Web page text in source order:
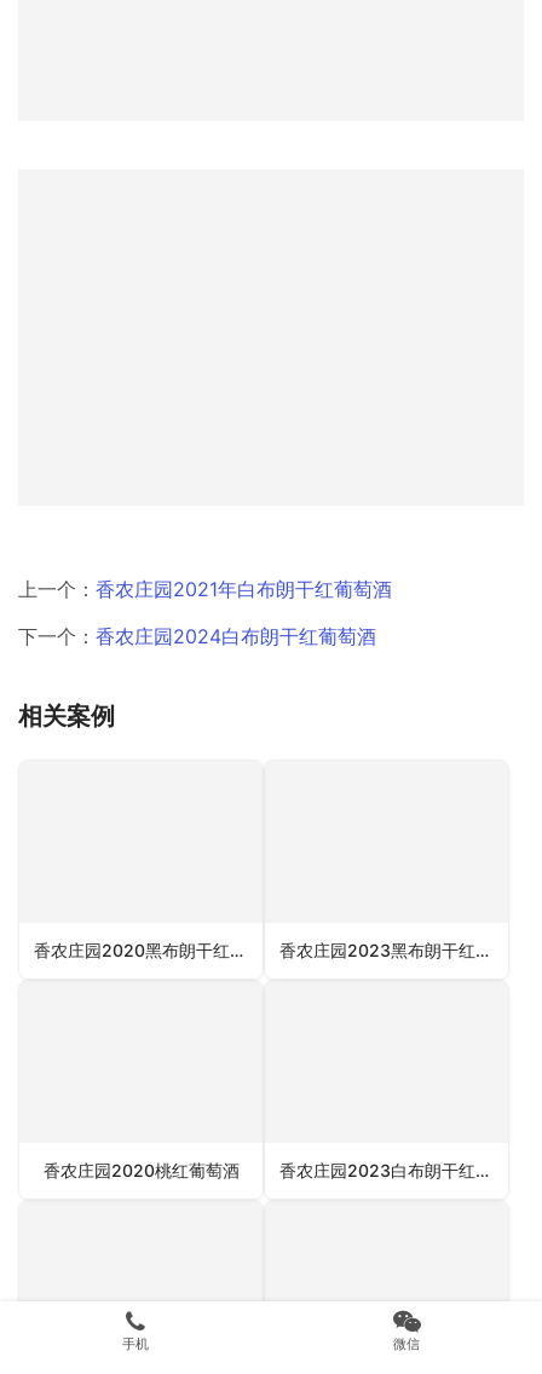
上一个： 香农庄园2021年白布朗干红葡萄酒
下一个： 香农庄园2024白布朗干红葡萄酒
相关案例
香农庄园2020黑布朗干红葡萄酒 香农庄园2023黑布朗干红葡萄酒
香农庄园2020桃红葡萄酒 香农庄园2023白布朗干红葡萄酒
手机 微信